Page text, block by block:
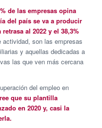
de las empresas opina
del país se va a producir
al 2022 y el 38,3%
actividad, son las empresas
y aquellas dedicadas a
las que ven más cercana
del empleo en
que su plantilla
en 2020 y, casi la